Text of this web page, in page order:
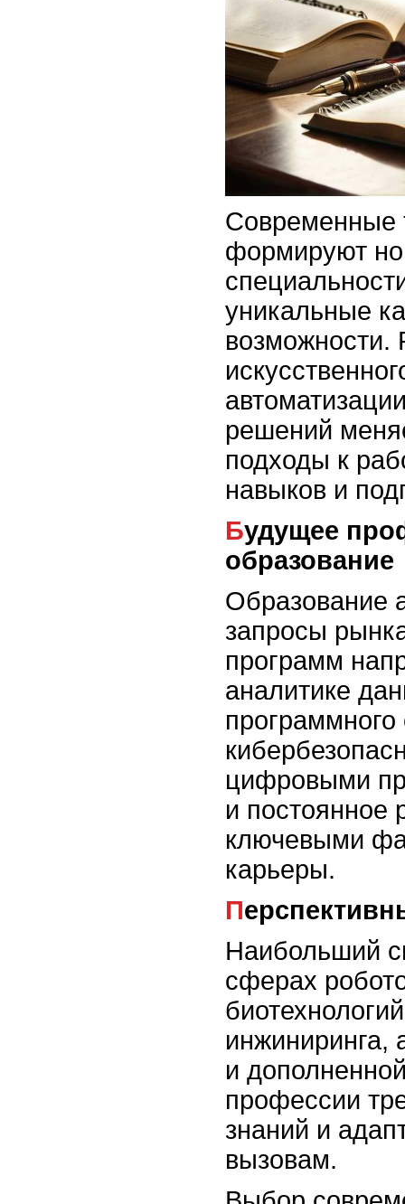
Современные
формируют
уникальные
возможности.
решений
подходы к
навыков и
Будущее профессий и
образование
Образование
запросы
программ
аналитике
цифровыми
и постоянное
ключевыми
карьеры.
Наибольший
сферах
инжиниринга,
и
профессии
знаний и
вызовам.